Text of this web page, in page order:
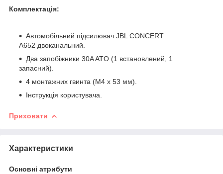
Комплектація:
Автомобільний підсилювач JBL CONCERT
A652 двоканальний.
Два запобіжники 30A ATO (1 встановлений, 1
запасний).
4 монтажних гвинта (M4 x 53 мм).
Інструкція користувача.
Приховати
Характеристики
Основні атрибути